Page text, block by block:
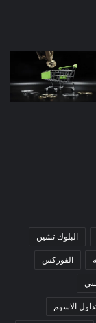
البلوك تشين
الفوركس
الاسهم